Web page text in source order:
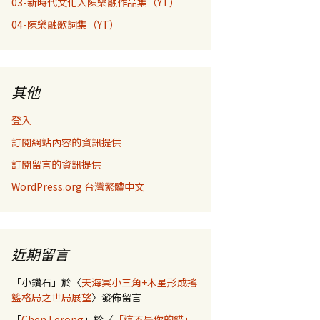
04-陳樂融歌詞集（YT）
其他
登入
訂閱網站內容的資訊提供
訂閱留言的資訊提供
WordPress.org 台灣繁體中文
近期留言
「小鑽石 」於〈天海冥小三角+木星形成搖
籃格局之世局展望〉發佈留言